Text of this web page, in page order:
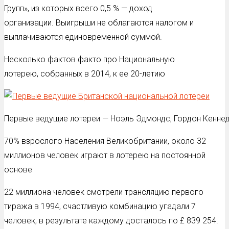
Групп», из которых всего 0,5 % — доход
организации. Выигрыши не облагаются налогом и
выплачиваются единовременной суммой.
Несколько фактов факто про Национальную
лотерею, собранных в 2014, к ее 20-летию
Первые ведущие лотереи — Ноэль Эдмондс, Гордон
70% взрослого Населения Великобритании, около 32
миллионов человек играют в лотерею на постоянной
основе
22 миллиона человек смотрели трансляцию первого
тиража в 1994, счастливую комбинацию угадали 7
человек, в результате каждому досталось по £ 839 254.